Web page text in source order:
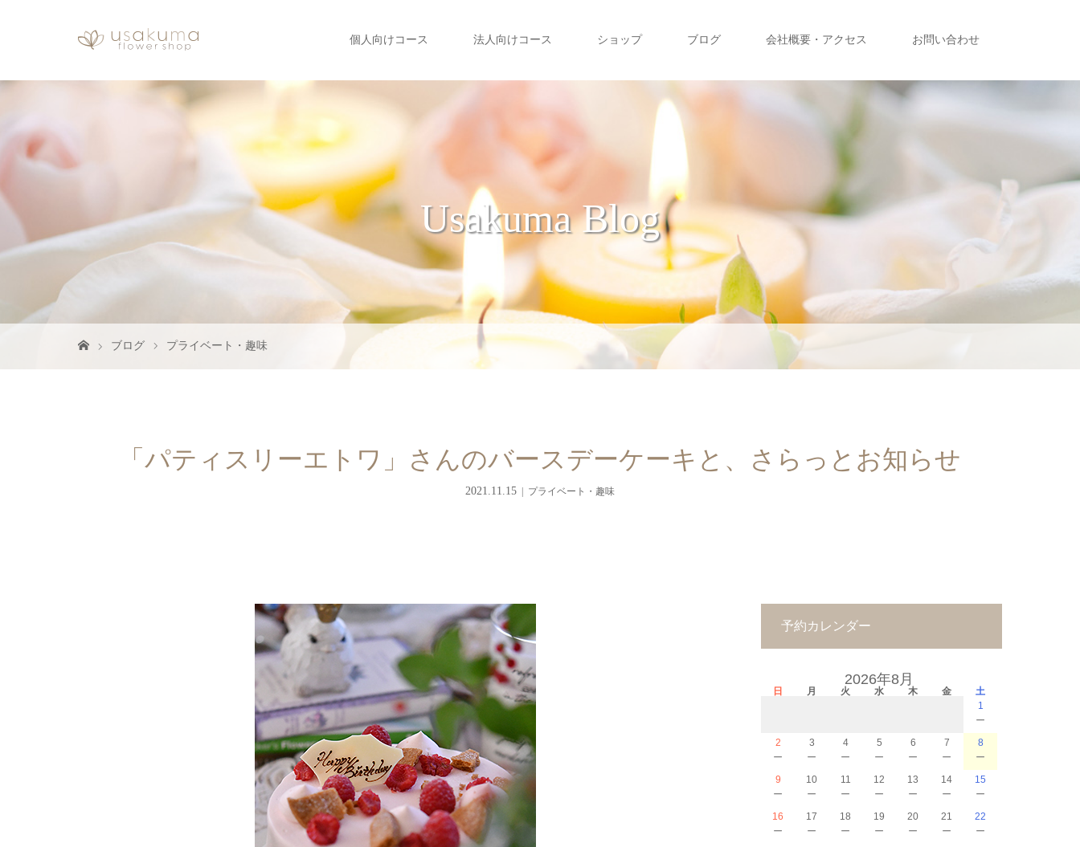
個人向けコース 法人向けコース ショップ ブログ 会社概要・アクセス お問い合わせ
Usakuma Blog
ブログ プライベート・趣味
「パティスリーエトワ」さんのバースデーケーキと、さらっとお知らせ
2021.11.15 プライベート・趣味
予約カレンダー
2026年8月
日 月 火 水 木 金
土
1
－
2
－
3
－
4
－
5
－
6
－
7
－
8
－
9
－
10
－
11
－
12
－
13
－
14
－
15
－
16
－
17
－
18
－
19
－
20
－
21
－
22
－